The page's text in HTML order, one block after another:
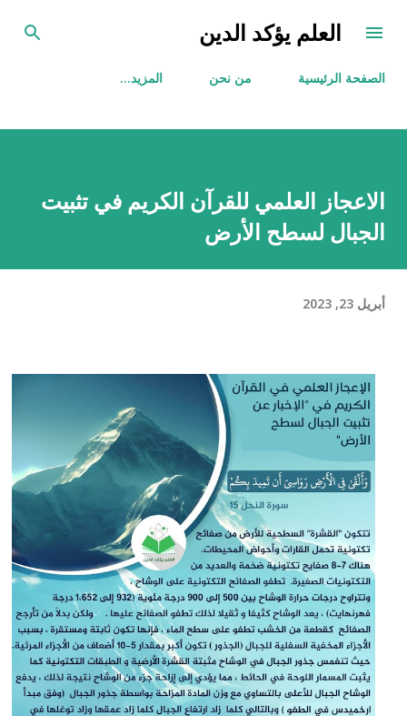
التخطي إلى المحتوى الرئيسي
العلم يؤكد الدين
الصفحة الرئيسية من نحن ‏المزيد…
الاعجاز العلمي للقرآن الكريم في تثبيت
الجبال لسطح الأرض
أبريل 23, 2023